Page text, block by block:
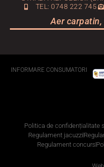
TEL: 0748 222 745
Aer
Politica de confidențialitate
Regulament jacuzzi
Regulament concurs
INFORMARE CONSUMATORI